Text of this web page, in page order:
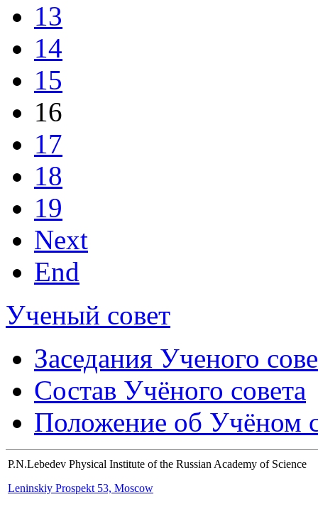
13
14
15
16
17
18
19
Next
End
Ученый совет
Заседания Ученого
Состав Учёного совета
Положение об Учёном
P.N.Lebedev Physical Institute of the Russian Academy of Science
Leninskiy Prospekt 53, Moscow